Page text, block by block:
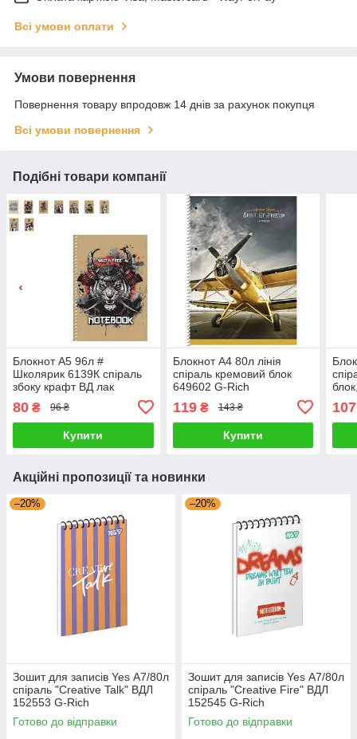
Всі умови оплати
Умови повернення
Повернення товару впродовж 14 днів за рахунок покупця
Всі умови повернення
Подібні товари компанії
Блокнот А5 96л #
Школярик 6139К спіраль
збоку крафт ВД лак
кремовий блок 646155 G-
Rich
80 ₴ 96 ₴
Купити
Блокнот А4 80л лінія
спіраль кремовий блок
649602 G-Rich
119₴ 143 ₴
Купити
107
Акційні пропозиції та новинки
–20%
Зошит для записів Yes А7/80л
спіраль "Creative Talk" ВДЛ
152553 G-Rich
Готово до відправки
–20%
Зошит для записів Yes А7/80л
спіраль "Creative Fire" ВДЛ
152545 G-Rich
Готово до відправки